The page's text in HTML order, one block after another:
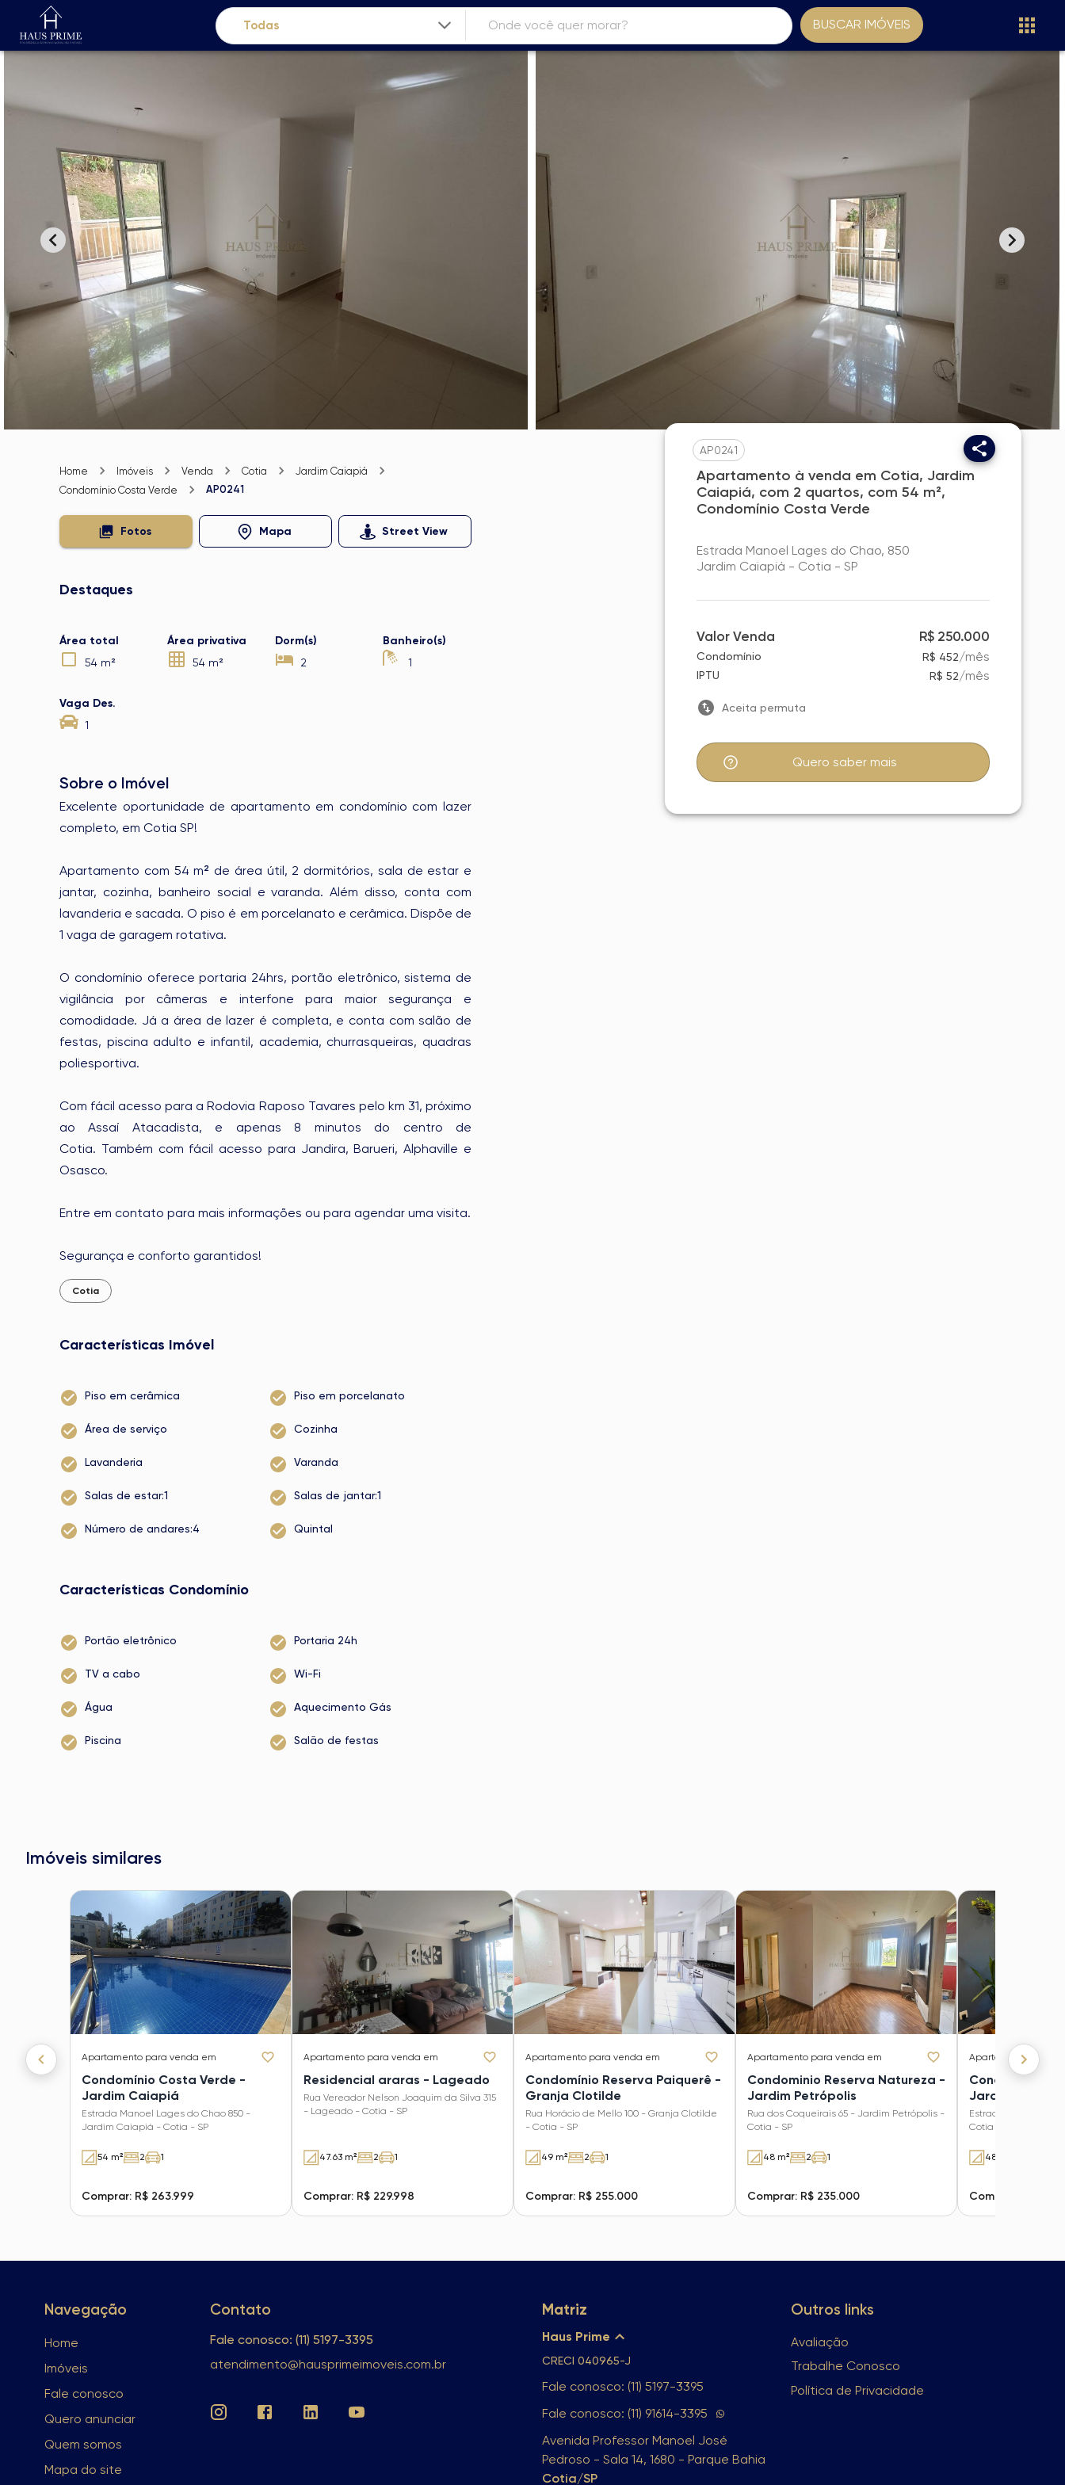
BUSCAR IMÓVEIS
Home Imóveis Venda Cotia
Jardim Caiapiá
Condomínio Costa Verde
AP0241
Fotos Mapa Street View
Destaques
Área total
54 m²
Área privativa
54 m²
Dorm(s)
2
Banheiro(s)
1
Vaga Des.
1
Sobre o Imóvel
Excelente oportunidade de apartamento em condomínio com lazer
completo, em Cotia SP!
Apartamento com 54 m² de área útil, 2 dormitórios, sala de estar e
jantar, cozinha, banheiro social e varanda. Além disso, conta com
lavanderia e sacada. O piso é em porcelanato e cerâmica. Dispõe de
1 vaga de garagem rotativa.
O condomínio oferece portaria 24hrs, portão eletrônico, sistema de
vigilância por câmeras e interfone para maior segurança e
comodidade. Já a área de lazer é completa, e conta com salão de
festas, piscina adulto e infantil, academia, churrasqueiras, quadras
poliesportiva.
Com fácil acesso para a Rodovia Raposo Tavares pelo km 31, próximo
ao Assaí Atacadista, e apenas 8 minutos do centro de
Cotia. Também com fácil acesso para Jandira, Barueri, Alphaville e
Osasco.
Entre em contato para mais informações ou para agendar uma visita.
Segurança e conforto garantidos!
Cotia
Características Imóvel
Piso em cerâmica Piso em porcelanato
Área de serviço Cozinha
Lavanderia Varanda
Salas de estar:1 Salas de jantar:1
Número de andares:4 Quintal
Características Condomínio
Portão eletrônico Portaria 24h
TV a cabo Wi-Fi
Água Aquecimento Gás
Piscina Salão de festas
AP0241
Apartamento à venda em Cotia, Jardim
Caiapiá, com 2 quartos, com 54 m²,
Condomínio Costa Verde
Estrada Manoel Lages do Chao, 850
Jardim Caiapiá - Cotia - SP
Valor Venda R$ 250.000
Condomínio R$ 452/mês
IPTU R$ 52/mês
Aceita permuta
Quero saber mais
Imóveis similares
Apartamento para venda em
Condomínio Costa Verde -
Jardim Caiapiá
Estrada Manoel Lages do Chao 850 -
Jardim Caiapiá - Cotia - SP
54 m² 2 1
Comprar: R$ 263.999
Apartamento para venda em
Residencial araras - Lageado
Rua Vereador Nelson Joaquim da Silva 315
- Lageado - Cotia - SP
47.63 m² 2 1
Comprar: R$ 229.998
Apartamento para venda em
Condomínio Reserva Paiquerê -
Granja Clotilde
Rua Horácio de Mello 100 - Granja Clotilde
- Cotia - SP
49 m² 2 1
Comprar: R$ 255.000
Apartamento para venda em
Condominio Reserva Natureza -
Jardim Petrópolis
Rua dos Coqueirais 65 - Jardim Petrópolis -
Cotia - SP
48 m² 2 1
Comprar: R$ 235.000
Apartamento para
Condominio
Jardim Ísis
Estrada Morro
Cotia - SP
48 m²
Comprar: R$
Navegação
Home
Imóveis
Fale conosco
Quero anunciar
Quem somos
Mapa do site
Contato
Fale conosco: (11) 5197-3395
atendimento@hausprimeimoveis.com.br
Matriz
Haus Prime
CRECI 040965-J
Fale conosco: (11) 5197-3395
Fale conosco: (11) 91614-3395
Avenida Professor Manoel José
Pedroso - Sala 14, 1680 - Parque Bahia
Cotia/SP
Outros links
Avaliação
Trabalhe Conosco
Política de Privacidade